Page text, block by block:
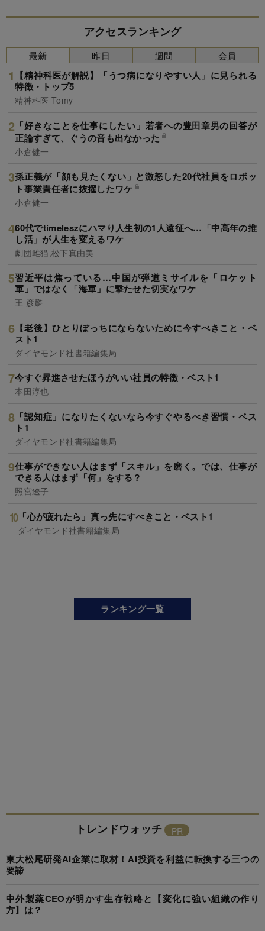
アクセスランキング
最新
【精神科医が解説】「うつ病になりやすい人」に見られる
特徴・トップ5
精神科医 Tomy
「好きなことを仕事にしたい」若者への豊田章男の回答が
正論すぎて、ぐうの音も出なかった
小倉健一
孫正義が「顔も見たくない」と激怒した20代社員をロボッ
ト事業責任者に抜擢したワケ
小倉健一
60代でtimeleszにハマり人生初の1人遠征へ…「中高年の推
し活」が人生を変えるワケ
劇団雌猫,松下真由美
習近平は焦っている…中国が弾道ミサイルを「ロケット
軍」ではなく「海軍」に撃たせた切実なワケ
王 彦麟
【老後】ひとりぼっちにならないために今すべきこと・ベ
スト1
ダイヤモンド社書籍編集局
今すぐ昇進させたほうがいい社員の特徴・ベスト1
本田淳也
「認知症」になりたくないなら今すぐやるべき習慣・ベス
ト1
ダイヤモンド社書籍編集局
仕事ができない人はまず「スキル」を磨く。では、仕事が
できる人はまず「何」をする？
照宮遼子
「心が疲れたら」真っ先にすべきこと・ベスト1
ダイヤモンド社書籍編集局
昨日 週間 会員
ランキング一覧
トレンドウォッチ
東大松尾研発AI企業に取材！AI投資を利益に転換する三つの
要諦
中外製薬CEOが明かす生存戦略と【変化に強い組織の作り
方】は？